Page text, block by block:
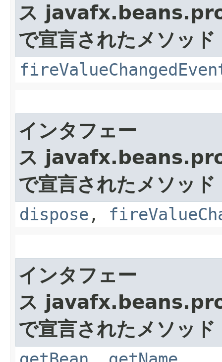
ス
で宣言されたメソッド
インタフェー
ス
で宣言されたメソッド
dispose,
インタフェー
ス
で宣言されたメソッド